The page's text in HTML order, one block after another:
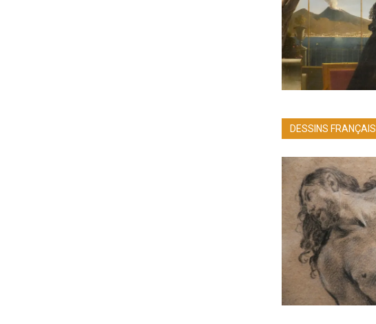
DESSINS FRANÇAIS